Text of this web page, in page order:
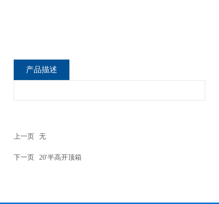
产品描述
上一页 无
下一页 20'半高开顶箱